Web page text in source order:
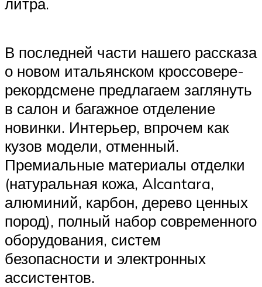
В последней части нашего рассказа
о новом итальянском кроссовере-
рекордсмене предлагаем заглянуть
в салон и багажное отделение
новинки. Интерьер, впрочем как
кузов модели, отменный.
Премиальные материалы отделки
(натуральная кожа, Alcantara,
алюминий, карбон, дерево ценных
пород), полный набор современного
оборудования, систем
безопасности и электронных
ассистентов.